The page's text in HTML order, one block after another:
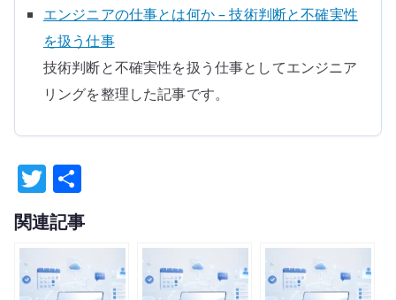
エンジニアの仕事とは何か – 技術判断と不確実性
を扱う仕事
技術判断と不確実性を扱う仕事としてエンジニア
リングを整理した記事です。
T
w
it
te
r
有
関連記事